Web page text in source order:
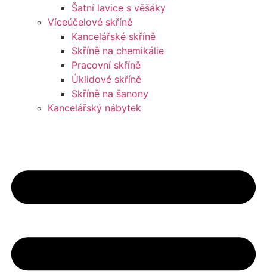
Šatní lavice s věšáky
Víceúčelové skříně
Kancelářské skříně
Skříně na chemikálie
Pracovní skříně
Úklidové skříně
Skříně na šanony
Kancelářský nábytek